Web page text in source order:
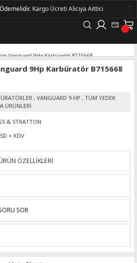
Dön
9Hp Karbüratör B715668
, VANGUARD 9 HP , TÜM YEDEK
ÜRÜNLERİ
& STRATTON
+ KDV
ÖZELLİKLERİ
SOR
Ödemelidir. Kargo Ücreti Alıcıya Aittir.ℹ️